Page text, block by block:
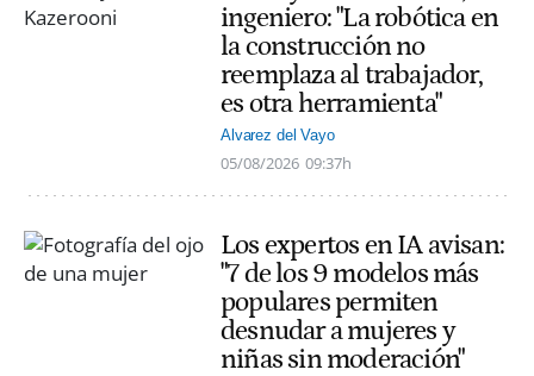
ingeniero: "La robótica en
la construcción no
reemplaza al trabajador,
es otra herramienta"
Alvarez del Vayo
05/08/2026 09:37h
Los expertos en IA avisan:
"7 de los 9 modelos más
populares permiten
desnudar a mujeres y
niñas sin moderación"